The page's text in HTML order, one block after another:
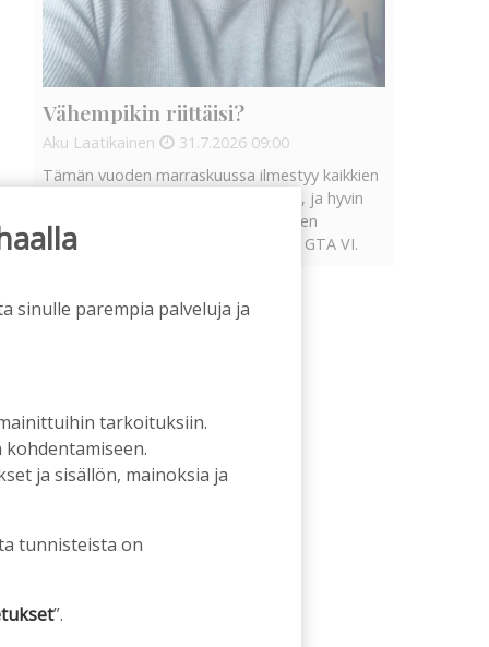
Vähempikin riittäisi?
Aku Laatikainen 31.7.2026 09:00
Tämän vuoden marraskuussa ilmestyy kaikkien
aikojen odotetuin ja ennakkotilatuin, ja hyvin
todennäköisesti myös kaikkien aikojen
myydyimmäksi videopeliksi nouseva GTA VI.
sinulle parempia palveluja ja
tarkoituksiin.
ja sisällön, mainoksia ja
tunnisteista on
”.